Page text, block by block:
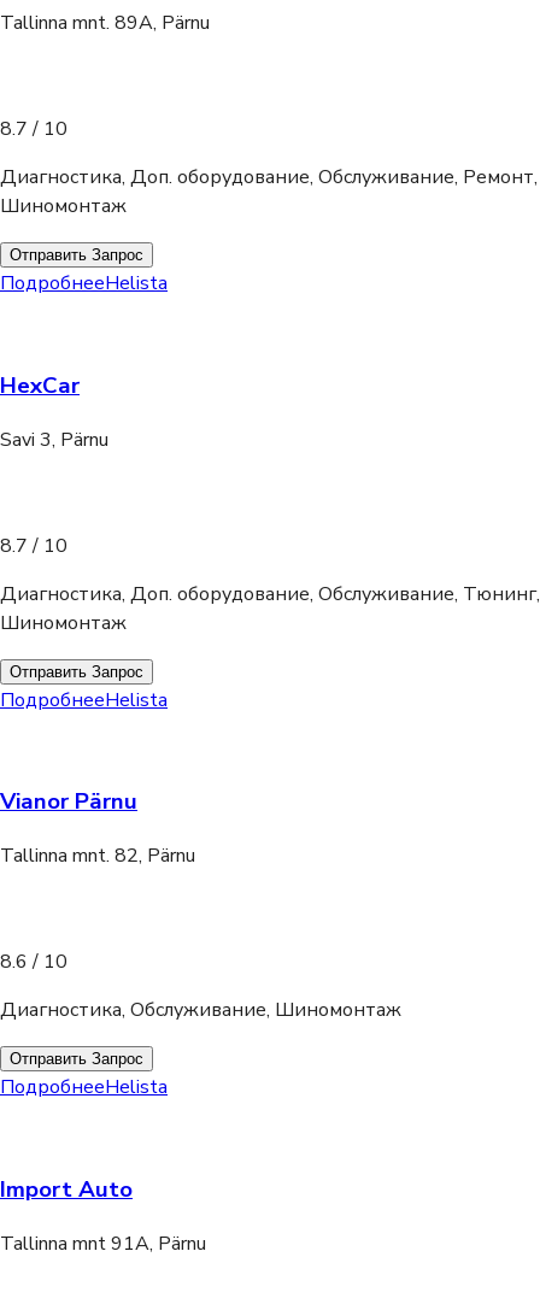
Tallinna mnt. 89A, Pärnu
8.7 / 10
Диагностика, Доп. оборудование, Обслуживание, Ремонт,
Шиномонтаж
Отправить Запрос
ПодробнееHelista
HexCar
Savi 3, Pärnu
8.7 / 10
Диагностика, Доп. оборудование, Обслуживание, Тюнинг,
Шиномонтаж
Отправить Запрос
ПодробнееHelista
Vianor Pärnu
Tallinna mnt. 82, Pärnu
8.6 / 10
Диагностика, Обслуживание, Шиномонтаж
Отправить Запрос
ПодробнееHelista
Import Auto
Tallinna mnt 91A, Pärnu